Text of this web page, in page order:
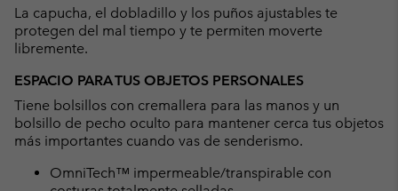
La capucha, el dobladillo y los puños ajustables te
protegen del mal tiempo y te permiten moverte
libremente.
ESPACIO PARA TUS OBJETOS PERSONALES
Tiene bolsillos con cremallera para las manos y un
bolsillo de pecho oculto para mantener cerca tus objetos
más importantes cuando vas de senderismo.
OmniTech™ impermeable/transpirable con